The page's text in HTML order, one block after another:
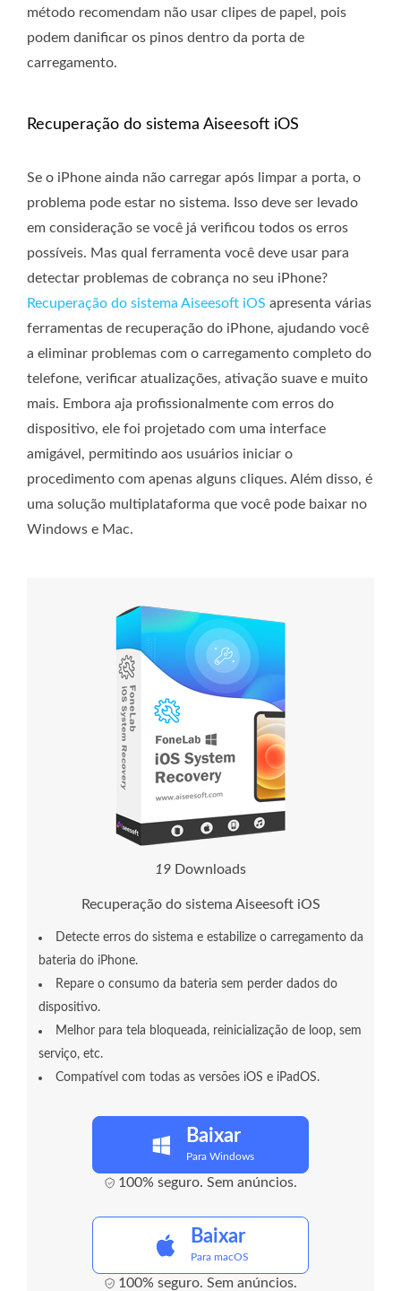
método recomendam não usar clipes de papel, pois
podem danificar os pinos dentro da porta de
carregamento.
Recuperação do sistema Aiseesoft iOS
Se o iPhone ainda não carregar após limpar a porta, o
problema pode estar no sistema. Isso deve ser levado
em consideração se você já verificou todos os erros
possíveis. Mas qual ferramenta você deve usar para
detectar problemas de cobrança no seu iPhone?
Recuperação do sistema Aiseesoft iOS apresenta várias
ferramentas de recuperação do iPhone, ajudando você
a eliminar problemas com o carregamento completo do
telefone, verificar atualizações, ativação suave e muito
mais. Embora aja profissionalmente com erros do
dispositivo, ele foi projetado com uma interface
amigável, permitindo aos usuários iniciar o
procedimento com apenas alguns cliques. Além disso, é
uma solução multiplataforma que você pode baixar no
Windows e Mac.
19 Downloads
Recuperação do sistema Aiseesoft iOS
Detecte erros do sistema e estabilize o carregamento da
bateria do iPhone.
Repare o consumo da bateria sem perder dados do
dispositivo.
Melhor para tela bloqueada, reinicialização de loop, sem
serviço, etc.
Compatível com todas as versões iOS e iPadOS.
Baixar
Para Windows
100% seguro. Sem anúncios.
Baixar
Para macOS
100% seguro. Sem anúncios.